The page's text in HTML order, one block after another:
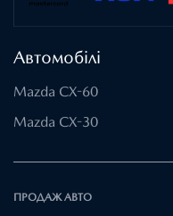
Автомобілі
Mazda CX-60
Mazda CX-30
ПРОДАЖ АВТО